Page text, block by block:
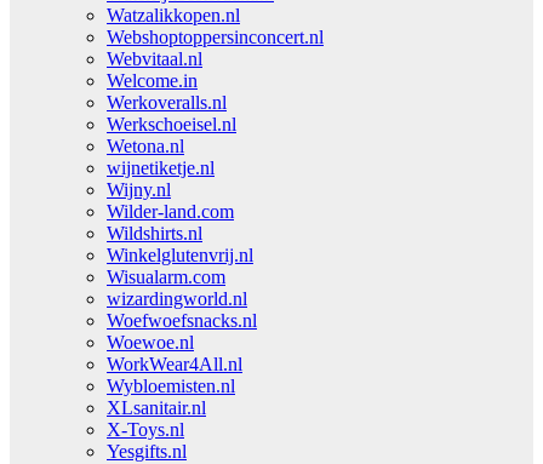
Watzalikkopen.nl
Webshoptoppersinconcert.nl
Webvitaal.nl
Welcome.in
Werkoveralls.nl
Werkschoeisel.nl
Wetona.nl
wijnetiketje.nl
Wijny.nl
Wilder-land.com
Wildshirts.nl
Winkelglutenvrij.nl
Wisualarm.com
wizardingworld.nl
Woefwoefsnacks.nl
Woewoe.nl
WorkWear4All.nl
Wybloemisten.nl
XLsanitair.nl
X-Toys.nl
Yesgifts.nl